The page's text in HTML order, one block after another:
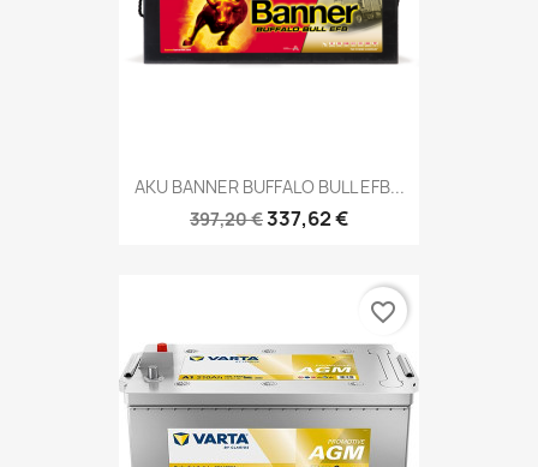
AKU BANNER BUFFALO BULL EFB...
397,20 €337,62 €
favorite_border